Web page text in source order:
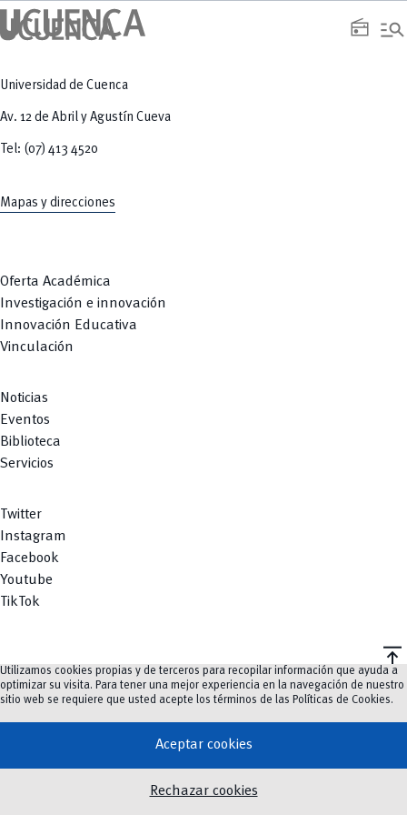
radio manage_search
Universidad de Cuenca
Av. 12 de Abril y Agustín Cueva
Tel: (07) 413 4520
Mapas y direcciones
Oferta Académica
Investigación e innovación
Innovación Educativa
Vinculación
Noticias
Eventos
Biblioteca
Servicios
Twitter
Instagram
Facebook
Youtube
TikTok
vertical_align_top
©2023-2026UCuenca.
Utilizamos cookies propias y de terceros para recopilar información que ayuda a
optimizar su visita. Para tener una mejor experiencia en la navegación de nuestro
sitio web se requiere que usted acepte los términos de las Políticas de Cookies.
Aceptar cookies
Rechazar cookies